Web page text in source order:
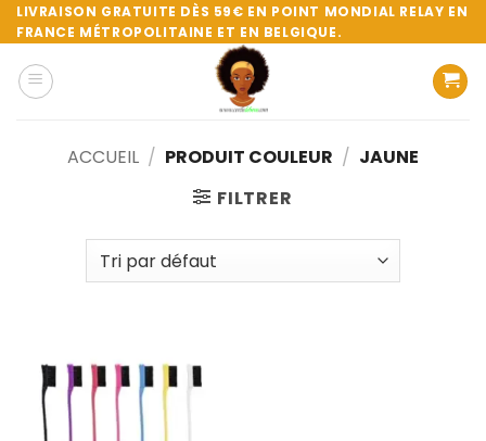
Passer
au
contenu
LIVRAISON GRATUITE DÈS 59€ EN POINT MONDIAL RELAY EN
FRANCE MÉTROPOLITAINE ET EN BELGIQUE.
ACCUEIL / PRODUIT COULEUR / JAUNE
FILTRER